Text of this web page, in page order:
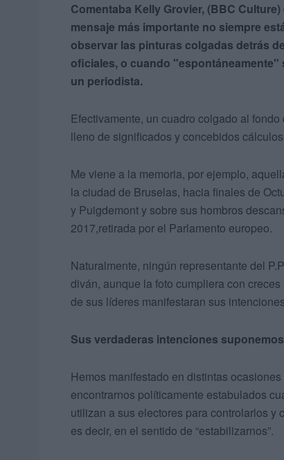
Comentaba Kelly Grovier, (BBC
mensaje más importante no siempre
observar las pinturas colgadas detrás
oficiales, o cuando
un periodista.
Efectivamente, un cuadro colgado al
lleno de significados y concebidos
Me viene a la memoria, por ejemplo,
la ciudad de Bruselas, hacia finales de
y Puigdemont y sobre sus hombros
2017,retirada por el Parlamento europeo.
Naturalmente, ningún representante del
diván, aunque la foto cumpliera con
de sus líderes manifestaran sus
Sus verdaderas intenciones
Hemos manifestado en distintas
encontrarnos políticamente estabulados
utilizan a sus electores para controlarlos y
es decir, en el sentido de “estabilizarnos”.